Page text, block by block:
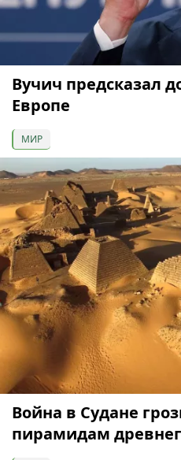
Вучич предсказал
Европе
МИР
Война в Судане
пирамидам